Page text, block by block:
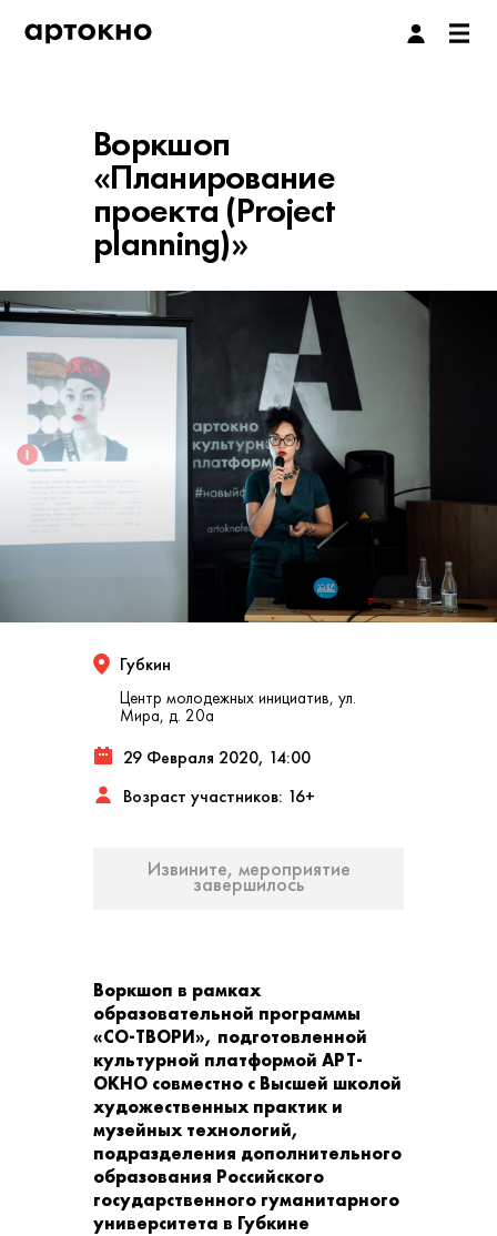
Воркшоп
«Планирование
проекта (Project
planning)»
Губкин
Центр молодежных инициатив, ул.
Мира, д. 20а
29 Февраля 2020, 14:00
Возраст участников: 16+
Извините, мероприятие
завершилось
Воркшоп в рамках
образовательной программы
«СО-ТВОРИ», подготовленной
культурной платформой АРТ-
ОКНО совместно с Высшей школой
художественных практик и
музейных технологий,
подразделения дополнительного
образования Российского
государственного гуманитарного
университета в Губкине